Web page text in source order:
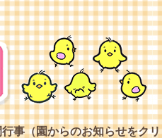
事（園からのお知らせをク